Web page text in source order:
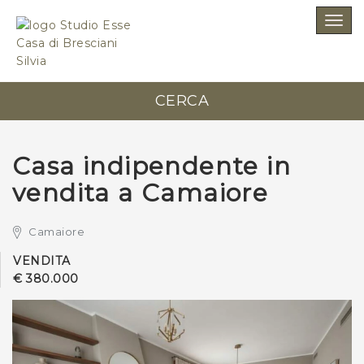
CERCA
Casa indipendente in
vendita a Camaiore
Camaiore
VENDITA
€ 380.000
SCRIVICI SENZA IMPEGNO
Studio Esse Casa di Bresciani Silvia
*Il tuo indirizzo Email
*Il tuo telefono